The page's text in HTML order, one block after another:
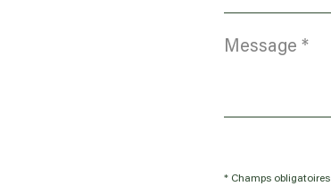
Message
* Champs obligatoires